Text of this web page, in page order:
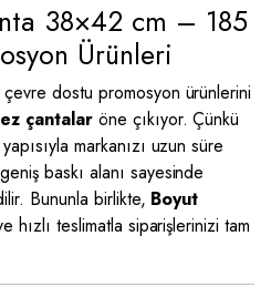
38×42 cm – 185
Ürünleri
dostu promosyon ürünlerini
çantalaröne çıkıyor. Çünkü
markanızı uzun süre
baskı alanı sayesinde
Bununla birlikte, Boyut
hızlı teslimatla siparişlerinizi tam